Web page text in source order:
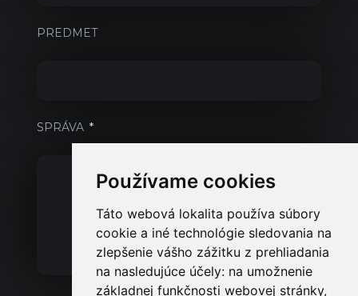
Používame cookies
Táto webová lokalita používa súbory
cookie a iné technológie sledovania na
zlepšenie vášho zážitku z prehliadania
na nasledujúce účely: na umožnenie
základnej funkčnosti webovej stránky,
PREDMET
SPRÁVA